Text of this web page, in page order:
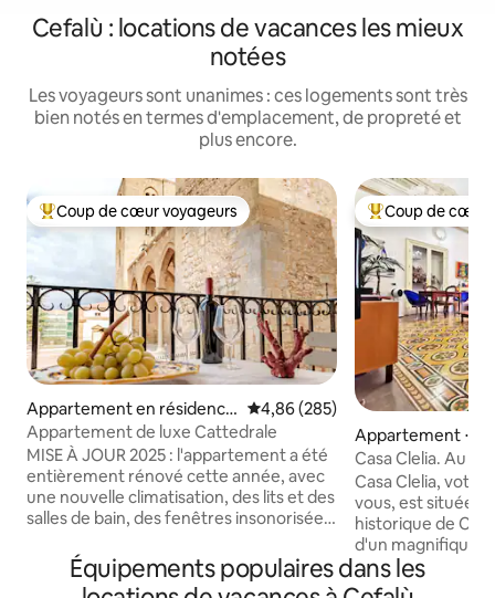
Cefalù : locations de vacances les mieux
notées
Les voyageurs sont unanimes : ces logements sont très
bien notés en termes d'emplacement, de propreté et
plus encore.
Coups de cœur voyageurs les plus appréciés
Coup de cœur voyageurs
Appartement en résidence
⋅ Cefalù
Évaluation moyenne sur la
4,86 (285)
Appartement de luxe Cattedrale
MISE À JOUR 2025 : l'appartement a été
entièrement rénové cette année, avec
une nouvelle climatisation, des lits et des
salles de bain, des fenêtres insonorisées
préservant l'héritage de l'UNESCO et
son ambiance unique et charmante.
Coups de cœur
Coup de cœur
Appartement ⋅
Casa Clelia. Au
Casa Clelia, votre
vous, est située
historique de
d'un magnifique
au 2ème étage,
Plafonds décorés
Équipements populaires dans les